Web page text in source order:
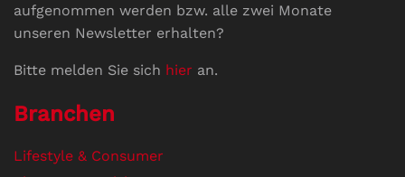
aufgenommen werden bzw. alle zwei Monate
unseren Newsletter erhalten?
Bitte melden Sie sich hier an.
Branchen
Lifestyle & Consumer